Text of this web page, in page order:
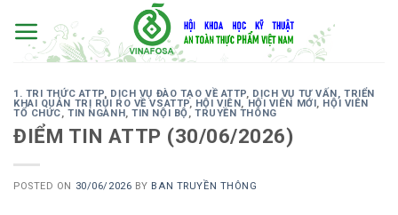
content
1. TRI THỨC ATTP, DỊCH VỤ ĐÀO TẠO VỀ ATTP, DỊCH VỤ TƯ VẤN, TRIỂN
KHAI QUẢN TRỊ RỦI RO VỀ VSATTP, HỘI VIÊN, HỘI VIÊN MỚI, HỘI VIÊN
TỔ CHỨC,TIN NGÀNH,TIN NỘI BỘ, TRUYỀN THÔNG
ĐIỂM TIN ATTP (30/06/2026)
POSTED ON 30/06/2026 BY BAN TRUYỀN THÔNG